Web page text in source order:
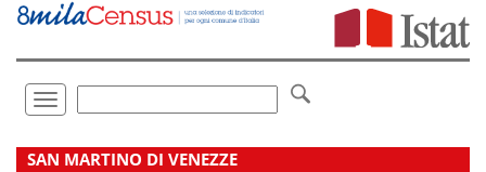
Vai
direttamente
Toggle
navigation
.
SAN MARTINO DI VENEZZE